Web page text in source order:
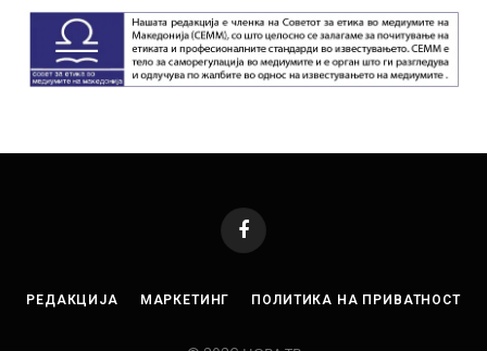
Facebook
РЕДАКЦИЈА МАРКЕТИНГ ПОЛИТИКА НА ПРИВАТНОСТ